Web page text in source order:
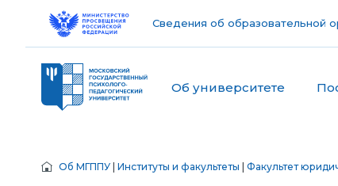
Сведения об образовательной
Об университете
Об МГППУ Институты и факультеты Факультет